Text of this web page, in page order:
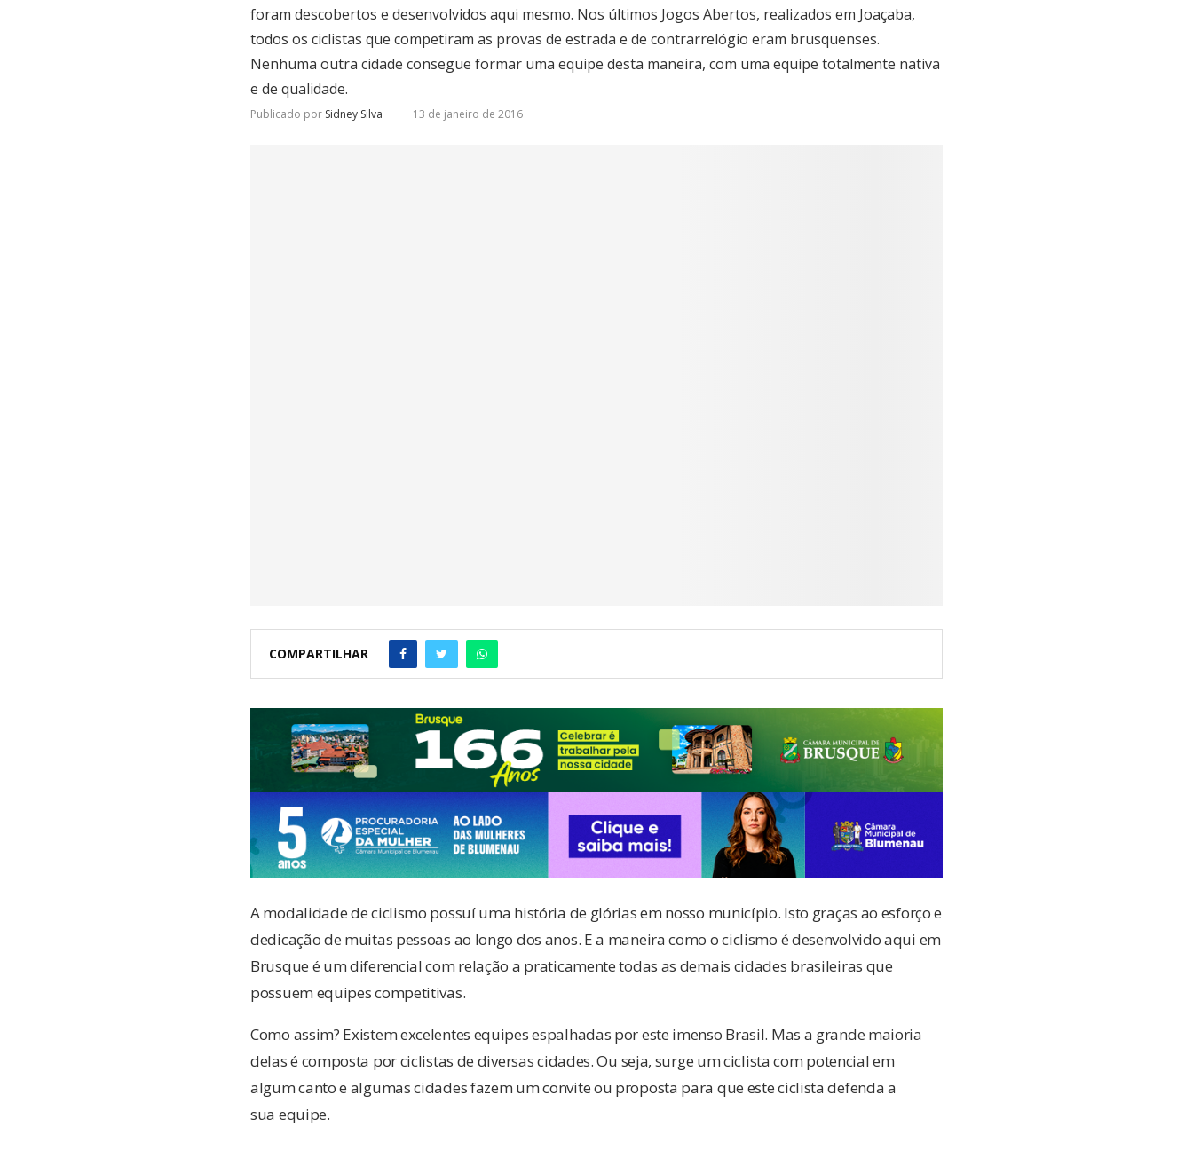
foram descobertos e desenvolvidos aqui mesmo. Nos últimos Jogos Abertos, realizados em Joaçaba,
todos os ciclistas que competiram as provas de estrada e de contrarrelógio eram brusquenses.
Nenhuma outra cidade consegue formar uma equipe desta maneira, com uma equipe totalmente nativa
e de qualidade.
Publicado por Sidney Silva 13 de janeiro de 2016
COMPARTILHAR
A modalidade de ciclismo possuí uma história de glórias em nosso município. Isto graças ao esforço e
dedicação de muitas pessoas ao longo dos anos. E a maneira como o ciclismo é desenvolvido aqui em
Brusque é um diferencial com relação a praticamente todas as demais cidades brasileiras que
possuem equipes competitivas.
Como assim? Existem excelentes equipes espalhadas por este imenso Brasil. Mas a grande maioria
delas é composta por ciclistas de diversas cidades. Ou seja, surge um ciclista com potencial em
algum canto e algumas cidades fazem um convite ou proposta para que este ciclista defenda a
sua equipe.